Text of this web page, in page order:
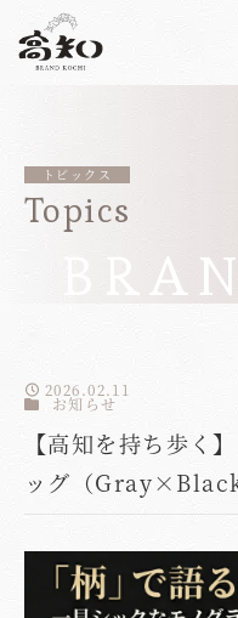
トピックス
Topics
2026.02.11
お知らせ
【高知を持ち歩く
ッグ（Gray×Black